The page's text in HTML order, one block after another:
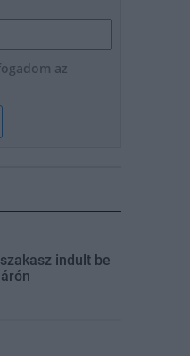
az
indult be